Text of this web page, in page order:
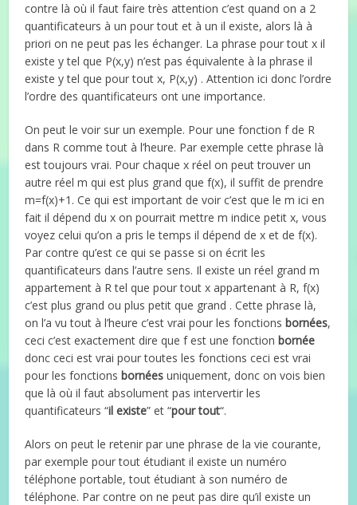
contre là où il faut faire très attention c’est quand on a 2
quantificateurs à un pour tout et à un il existe, alors là à
priori on ne peut pas les échanger. La phrase pour tout x il
existe y tel que P(x,y) n’est pas équivalente à la phrase il
existe y tel que pour tout x, P(x,y) . Attention ici donc l’ordre
l’ordre des quantificateurs ont une importance.
On peut le voir sur un exemple. Pour une fonction f de R
dans R comme tout à l’heure. Par exemple cette phrase là
est toujours vrai. Pour chaque x réel on peut trouver un
autre réel m qui est plus grand que f(x), il suffit de prendre
m=f(x)+1. Ce qui est important de voir c’est que le m ici en
fait il dépend du x on pourrait mettre m indice petit x, vous
voyez celui qu’on a pris le temps il dépend de x et de f(x).
Par contre qu’est ce qui se passe si on écrit les
quantificateurs dans l’autre sens. Il existe un réel grand m
appartement à R tel que pour tout x appartenant à R, f(x)
c’est plus grand ou plus petit que grand . Cette phrase là,
on l’a vu tout à l’heure c’est vrai pour les fonctionsbornées,
ceci c’est exactement dire que f est une fonctionbornée
donc ceci est vrai pour toutes les fonctions ceci est vrai
pour les fonctionsbornées uniquement, donc on vois bien
que là où il faut absolument pas intervertir les
quantificateurs “il existe” et “pour tout“.
Alors on peut le retenir par une phrase de la vie courante,
par exemple pour tout étudiant il existe un numéro
téléphone portable, tout étudiant à son numéro de
téléphone. Par contre on ne peut pas dire qu’il existe un